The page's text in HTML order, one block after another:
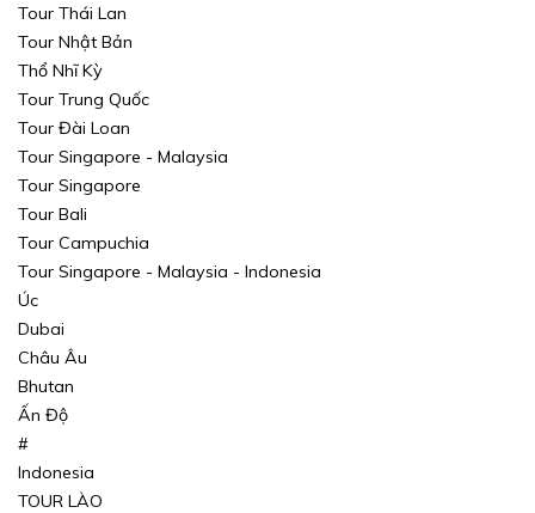
Tour Thái Lan
Tour Nhật Bản
Thổ Nhĩ Kỳ
Tour Trung Quốc
Tour Đài Loan
Tour Singapore - Malaysia
Tour Singapore
Tour Bali
Tour Campuchia
Tour Singapore - Malaysia - Indonesia
Úc
Dubai
Châu Âu
Bhutan
Ấn Độ
#
Indonesia
TOUR LÀO